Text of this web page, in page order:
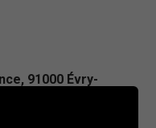
91000 Évry-